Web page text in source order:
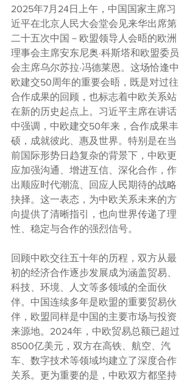
2025年7月24日上午，中国国家主席习
近平在北京人民大会堂会见来华出席第
二十五次中国－欧盟领导人会晤的欧洲
理事会主席安东尼奥·科斯塔和欧盟委员
会主席乌尔苏拉·冯德莱恩。这场恰逢中
欧建交50周年的重要会晤，既是对过往
合作成果的回顾，也标志着中欧关系站
在新的历史起点上。习近平主席在讲话
中强调，中欧建交50年来，合作成果丰
硕，成就彼此、惠及世界。特别是在当
前国际形势日趋复杂的背景下，中欧更
应加强沟通、增进互信、深化合作，作
出顺应时代潮流、回应人民期待的战略
抉择。这一表态，为中欧关系未来的方
向提供了清晰指引，也向世界传递了理
性、稳定与合作的强烈信号。
回顾中欧交往五十年的历程，双方从最
初的经济合作逐步发展成为涵盖贸易、
科技、环境、人文等多领域的全面伙
伴。中国连续多年是欧盟的重要贸易伙
伴，欧盟同样是中国的主要市场与投资
来源地。2024年，中欧贸易总额已超过
8500亿美元，双方在高铁、航空、汽
车、数字技术等领域均建立了深度合作
关系。更为重要的是，中欧双方都坚持